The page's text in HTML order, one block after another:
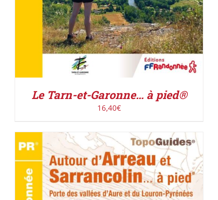
Le Tarn-et-Garonne… à pied®
16,40€